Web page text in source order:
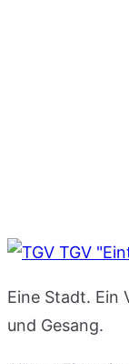
TGV
Eine Stadt. Ein
und Gesang.